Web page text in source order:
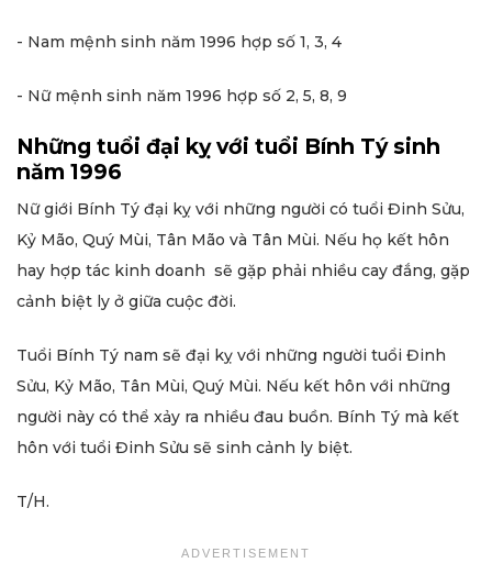
- Nam mệnh sinh năm 1996 hợp số 1, 3, 4
- Nữ mệnh sinh năm 1996 hợp số 2, 5, 8, 9
Những tuổi đại kỵ với tuổi Bính Tý sinh
năm 1996
Nữ giới Bính Tý đại kỵ với những người có tuổi Đinh Sửu,
Kỷ Mão, Quý Mùi, Tân Mão và Tân Mùi. Nếu họ kết hôn
hay hợp tác kinh doanh sẽ gặp phải nhiều cay đắng, gặp
cảnh biệt ly ở giữa cuộc đời.
Tuổi Bính Tý nam sẽ đại kỵ với những người tuổi Đinh
Sửu, Kỷ Mão, Tân Mùi, Quý Mùi. Nếu kết hôn với những
người này có thể xảy ra nhiều đau buồn. Bính Tý mà kết
hôn với tuổi Đinh Sửu sẽ sinh cảnh ly biệt.
T/H.